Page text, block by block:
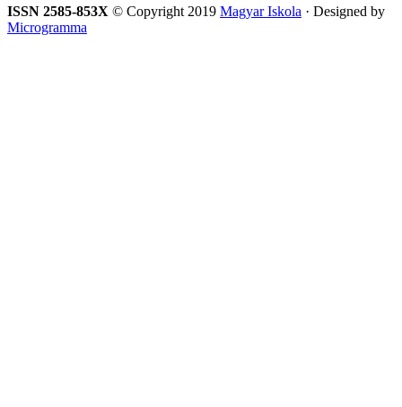
ISSN 2585-853X © Copyright 2019 Magyar Iskola · Designed by
Microgramma